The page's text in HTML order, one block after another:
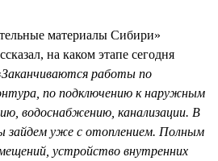
материалы Сибири»
на каком этапе сегодня
Заканчиваются работы по
по подключению к наружным
водоснабжению, канализации. В
зайдем уже с отоплением. Полным
устройство внутренних